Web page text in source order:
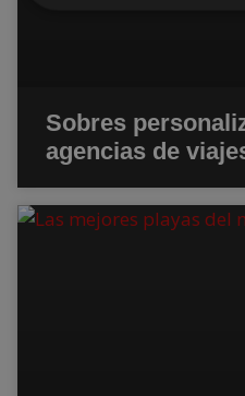
Sobres
agencias de